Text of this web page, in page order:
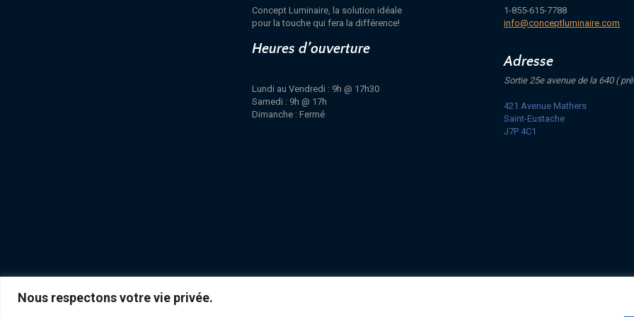
Nous respectons votre vie privée.
Concept Luminaire, la solution idéale
pour la touche qui fera la différence!
Heures d’ouverture
Lundi au Vendredi : 9h @ 17h30
Samedi : 9h @ 17h
Dimanche : Fermé
1-855-615-7788
info@conceptluminaire.com
Adresse
Sortie 25e avenue de la 640 (
421 Avenue Mathers
Saint-Eustache
J7P 4C1
POLITIQUE DE CONFIDENTIALITÉ